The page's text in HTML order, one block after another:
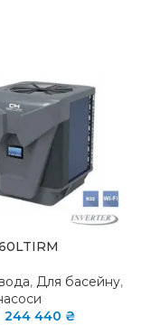
, Для басейну,
244 440 ₴